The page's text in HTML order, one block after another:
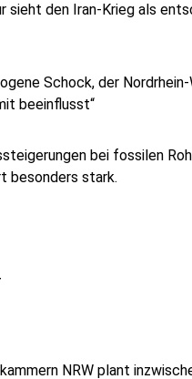
sieht den Iran-Krieg als
Schock, der
beeinflusst“
bei fossilen
besonders stark.
NRW plant